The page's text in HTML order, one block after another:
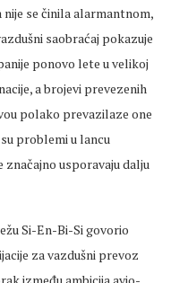
nije se činila alarmantnom,
saobraćaj pokazuje
ponovo lete u velikoj
a brojevi prevezenih
polako prevazilaze one
problemi u lancu
značajno usporavaju dalju
Si-En-Bi-Si govorio
za vazdušni prevoz